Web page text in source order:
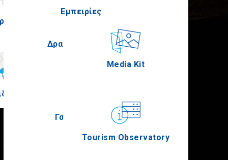
Δραστηριότητες
Γαστρονομία
Media Kit
Tourism Observatory
Εμπειρίες